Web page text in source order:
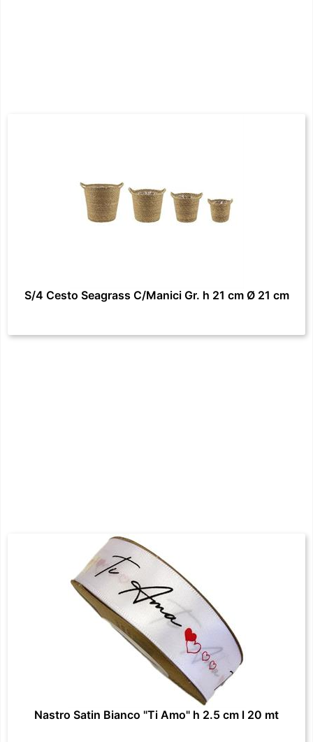
S/4 Cesto Seagrass C/Manici Gr. h 21 cm Ø 21 cm
Nastro Satin Bianco "Ti Amo" h 2.5 cm l 20 mt